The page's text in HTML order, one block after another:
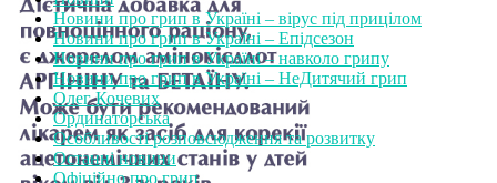
Новини про грип в Україні – вірус під прицілом
Новини про грип в Україні – Епідсезон
Новини про грип в Україні – навколо грипу
Новини про грип в Україні – НеДитячий грип
Олег Кочевих
Ординаторська
Особливості розповсюдження та розвитку
Останні новини
Офіційно про грип